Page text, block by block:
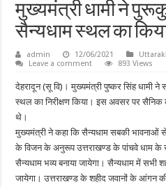
मुख्यमंत्री धामी ने
सैन्यधाम स्थल का किया
admin 12/06/2021
Leave a comment
893 Views
देहरादून (सू वि)। मुख्यमंत्री पुष्कर सिंह धामी
स्थल का निरीक्षण किया। इस अवसर पर सैनिक
थे।
मुख्यमंत्री ने कहा कि सैन्यधाम सबकी भावनाओं
के विजन के अनुरूप उत्तराखण्ड के पांचवे धाम के
सैन्यधाम भव्य बनाया जायेगा। सैन्यधाम में सभी
जायेगा। उत्तराखण्ड के शहीद जवानों के आंगन की